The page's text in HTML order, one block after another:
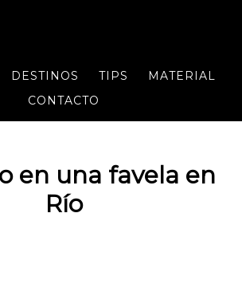
DESTINOS TIPS
MATERIAL
CONTACTO
en una favela en
Río